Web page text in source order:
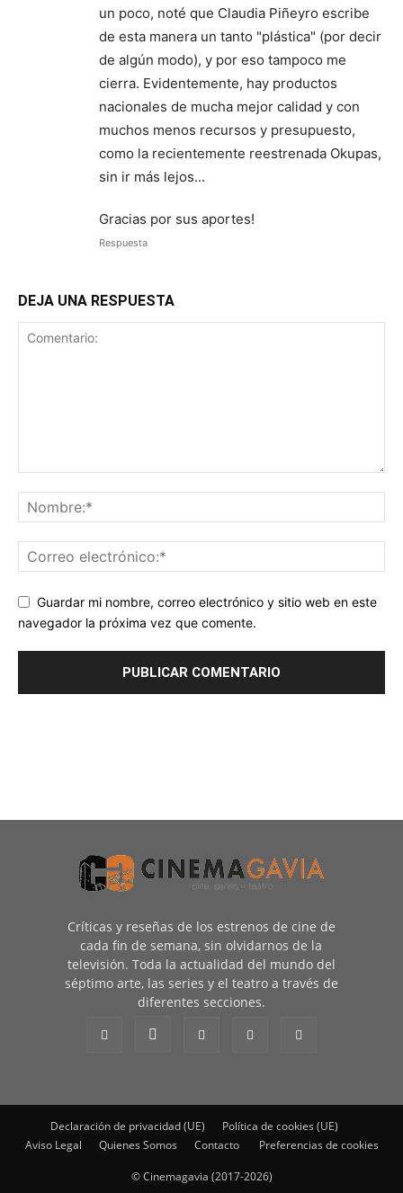
un poco, noté que Claudia Piñeyro escribe
de esta manera un tanto "plástica" (por decir
de algún modo), y por eso tampoco me
cierra. Evidentemente, hay productos
nacionales de mucha mejor calidad y con
muchos menos recursos y presupuesto,
como la recientemente reestrenada Okupas,
sin ir más lejos...
Gracias por sus aportes!
Respuesta
DEJA UNA RESPUESTA
Guardar mi nombre, correo electrónico y sitio web en este
navegador la próxima vez que comente.
Críticas y reseñas de los estrenos de cine de
cada fin de semana, sin olvidarnos de la
televisión. Toda la actualidad del mundo del
séptimo arte, las series y el teatro a través de
diferentes secciones.
Declaración de privacidad (UE)
Política de cookies (UE)
Aviso Legal
Quienes Somos Contacto Preferencias de cookies
© Cinemagavia (2017-2026)